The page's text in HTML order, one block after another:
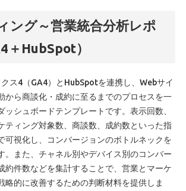
ング～営業統合分析レポ
＋HubSpot）
ス4（GA4）とHubSpotを連携し、Webサイ
から商談化・成約に至るまでのプロセスを一
ッシュボードテンプレートです。表示回数、
ティング対象数、商談数、成約数といった指
可視化し、コンバージョンのボトルネックを
。また、チャネル別やデバイス別のコンバー
約件数などを集計することで、営業とマーケ
略的に改善するための判断材料を提供しま